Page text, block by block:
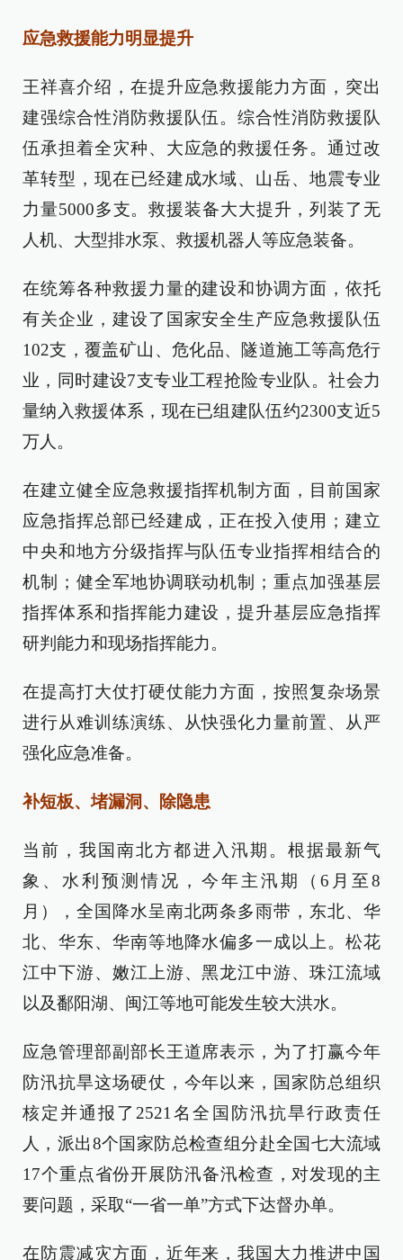
应急救援能力明显提升
王祥喜介绍，在提升应急救援能力方面，突出
建强综合性消防救援队伍。综合性消防救援队
伍承担着全灾种、大应急的救援任务。通过改
革转型，现在已经建成水域、山岳、地震专业
力量5000多支。救援装备大大提升，列装了无
人机、大型排水泵、救援机器人等应急装备。
在统筹各种救援力量的建设和协调方面，依托
有关企业，建设了国家安全生产应急救援队伍
102支，覆盖矿山、危化品、隧道施工等高危行
业，同时建设7支专业工程抢险专业队。社会力
量纳入救援体系，现在已组建队伍约2300支近5
万人。
在建立健全应急救援指挥机制方面，目前国家
应急指挥总部已经建成，正在投入使用；建立
中央和地方分级指挥与队伍专业指挥相结合的
机制；健全军地协调联动机制；重点加强基层
指挥体系和指挥能力建设，提升基层应急指挥
研判能力和现场指挥能力。
在提高打大仗打硬仗能力方面，按照复杂场景
进行从难训练演练、从快强化力量前置、从严
强化应急准备。
补短板、堵漏洞、除隐患
当前，我国南北方都进入汛期。根据最新气
象、水利预测情况，今年主汛期（6月至8
月），全国降水呈南北两条多雨带，东北、华
北、华东、华南等地降水偏多一成以上。松花
江中下游、嫩江上游、黑龙江中游、珠江流域
以及鄱阳湖、闽江等地可能发生较大洪水。
应急管理部副部长王道席表示，为了打赢今年
防汛抗旱这场硬仗，今年以来，国家防总组织
核定并通报了2521名全国防汛抗旱行政责任
人，派出8个国家防总检查组分赴全国七大流域
17个重点省份开展防汛备汛检查，对发现的主
要问题，采取“一省一单”方式下达督办单。
在防震减灾方面，近年来，我国大力推进中国